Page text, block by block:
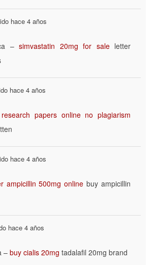
hace 4 años
– simvastatin 20mg for saleletter
hace 4 años
papers online no plagiarism
hace 4 años
ampicillin 500mg online buy ampicillin
hace 4 años
–buy cialis 20mg tadalafil 20mg brand